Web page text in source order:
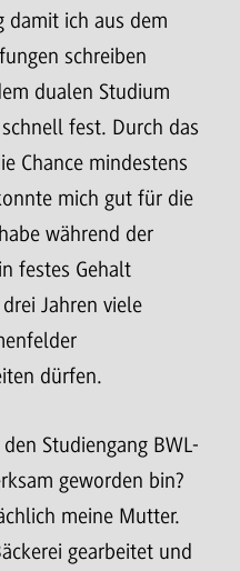
damit ich aus dem
schreiben
dualen Studium
fest. Durch das
Chance mindestens
mich gut für die
während der
festes Gehalt
Jahren viele
dürfen.
Studiengang BWL-
geworden bin?
meine Mutter.
gearbeitet und